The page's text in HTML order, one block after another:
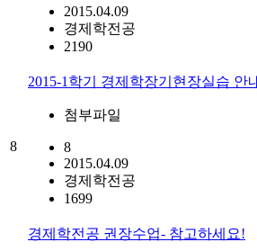
2015.04.09
경제학전공
2190
8
2015-1학기 경제학장기현장실습 안
첨부파일
8
2015.04.09
경제학전공
1699
경제학전공 권장수업- 참고하세요!